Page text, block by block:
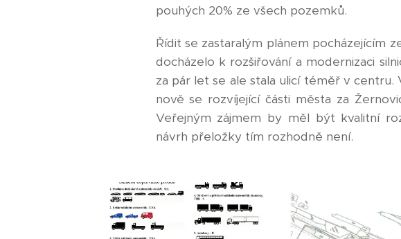
pouhých 20% ze všech pozemků.
Řídit se zastaralým plánem pocházejícím
docházelo k rozšiřování a modernizaci
za pár let se ale stala ulicí téměř v
nově se rozvíjející části města za
Veřejným zájmem by měl být kvalitní
návrh přeložky tím rozhodně není.